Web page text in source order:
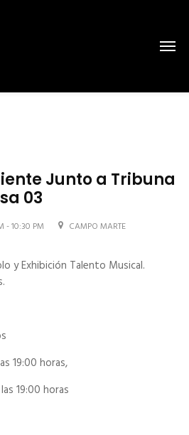
Junto a Tribuna
03
- 10:30 PM CAMPO MARTE
y Exhibición Talento Musical.
19:00 horas,
19:00 horas